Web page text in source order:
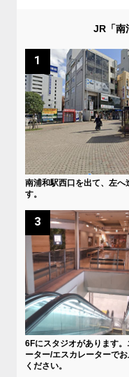
JR「南
1
南浦和駅西口を出て、左へ
す。
3
6Fにスタジオがあります。
ーター/エスカレーターでお
ください。